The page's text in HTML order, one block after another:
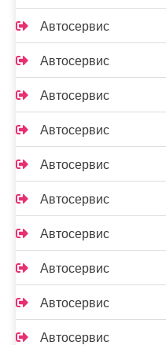
Автосервис
Автосервис
Автосервис
Автосервис
Автосервис
Автосервис
Автосервис
Автосервис
Автосервис
Автосервис